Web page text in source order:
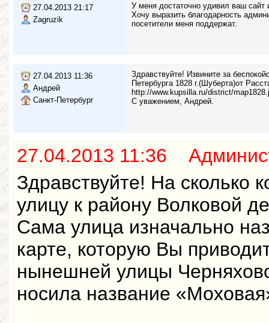
27.04.2013 21:17
Zagruzik
У меня достаточно удивил ваш сайт
Хочу выразить благодарность
посетители меня поддержат.
27.04.2013 11:36
Андрей
Санкт-Петербург
Здравствуйте! Извините за
Петербурга 1828 г.(Шуберта)от
http://www.kupsilla.ru/district/
С уважением, Андрей.
27.04.2013 11:36
Здравствуйте! На сколько
улицу к району Волковой
Сама улица изначально
карте, которую Вы
нынешней улицы
носила название